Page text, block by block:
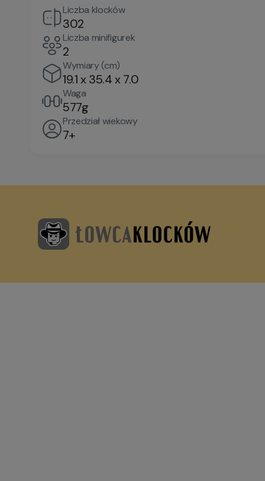
Liczba klocków
302
Liczba minifigurek
2
Wymiary (cm)
19.1 x 35.4 x 7.0
Waga
577g
Przedział wiekowy
7+